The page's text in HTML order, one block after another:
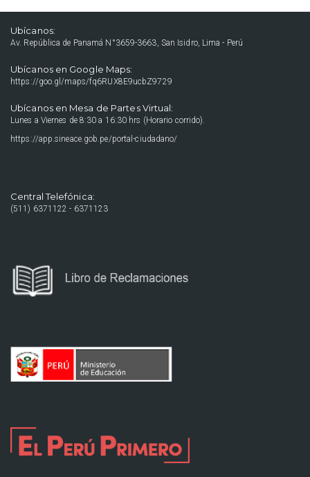
Ubícanos:
Av. República de Panamá N°3659-3663, San Isidro, Lima - Perú
Ubícanos en Google Maps:
https://goo.gl/maps/fq6RUX8E9ucbZ9729
Ubícanos en Mesa de Partes Virtual:
Lunes a Viernes de 8:30 a 16:30 hrs (Horario corrido).
https://app.sineace.gob.pe/portal-ciudadano/
Central Telefónica:
(511) 6371122 - 6371123